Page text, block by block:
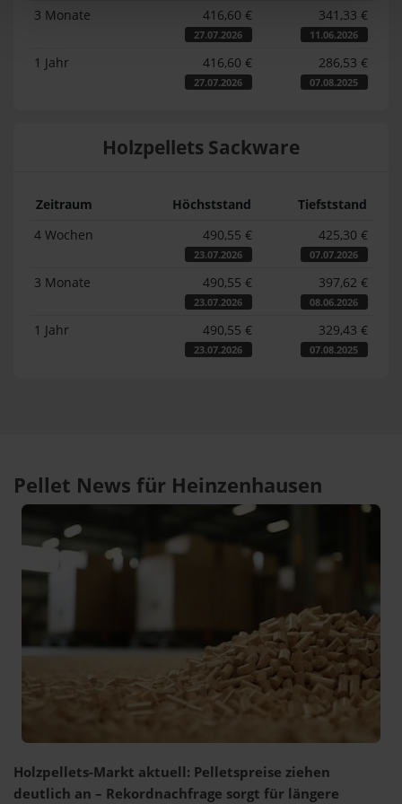
3 Monate 416,60 €
27.07.2026
341,33 €
11.06.2026
1 Jahr 416,60 €
27.07.2026
286,53 €
07.08.2025
Holzpellets Sackware
Zeitraum Höchststand
Tiefststand
4 Wochen
490,55 €
23.07.2026
425,30 €
07.07.2026
3 Monate 490,55 €
23.07.2026
397,62 €
08.06.2026
1 Jahr 490,55 €
23.07.2026
329,43 €
07.08.2025
Pellet News für Heinzenhausen
Holzpellets-Markt aktuell: Pelletspreise ziehen
deutlich an – Rekordnachfrage sorgt für längere